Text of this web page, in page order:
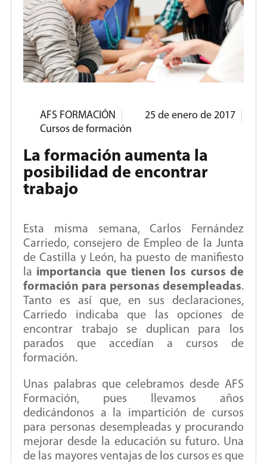
AFS FORMACIÓN
25 de enero de 2017
Cursos de formación
La formación aumenta la
posibilidad de encontrar
trabajo
Esta misma semana, Carlos Fernández
Carriedo, consejero de Empleo de la Junta
de Castilla y León, ha puesto de manifiesto
la importancia que tienen los cursos de
formación para personas desempleadas.
Tanto es así que, en sus declaraciones,
Carriedo indicaba que las opciones de
encontrar trabajo se duplican para los
parados que accedían a cursos de
formación.
Unas palabras que celebramos desde AFS
Formación, pues llevamos años
dedicándonos a la impartición de cursos
para personas desempleadas y procurando
mejorar desde la educación su futuro. Una
de las mayores ventajas de los cursos es que